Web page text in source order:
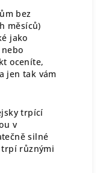
bez
měsíců)
jako
oceníte,
jen tak vám
trpící
v
silné
trpí různými